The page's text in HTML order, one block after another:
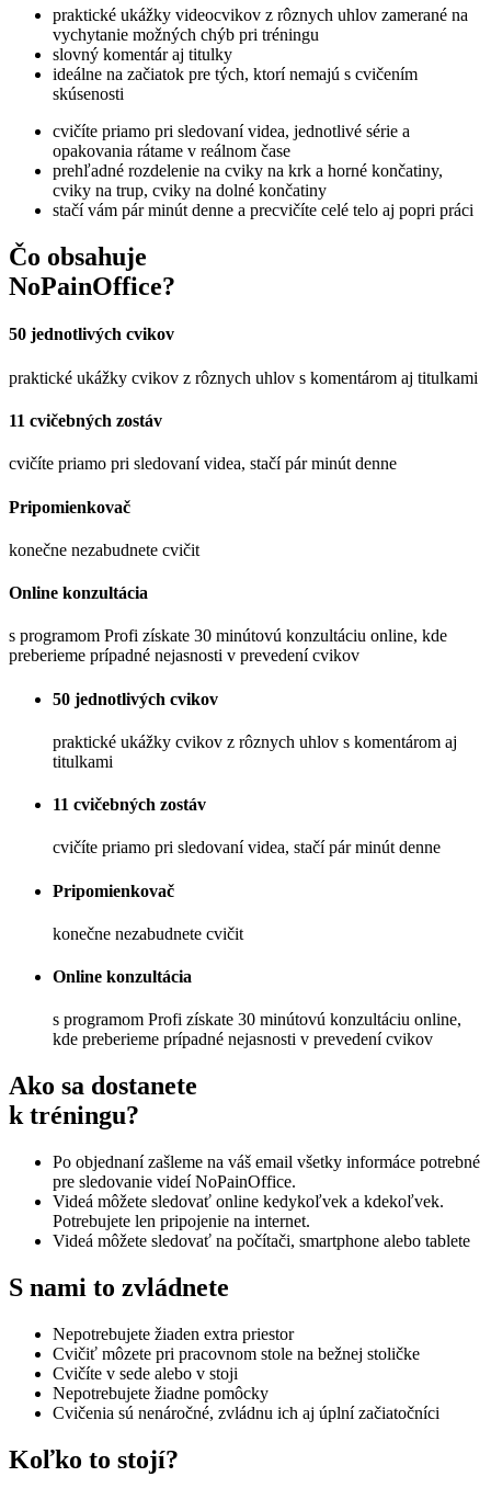
praktické ukážky videocvikov z rôznych uhlov zamerané na
vychytanie možných chýb pri tréningu
slovný komentár aj titulky
ideálne na začiatok pre tých, ktorí nemajú s cvičením
skúsenosti
cvičíte priamo pri sledovaní videa, jednotlivé série a
opakovania rátame v reálnom čase
prehľadné rozdelenie na cviky na krk a horné končatiny,
cviky na trup, cviky na dolné končatiny
stačí vám pár minút denne a precvičíte celé telo aj popri práci
Čo obsahuje
NoPainOffice?
50 jednotlivých cvikov
praktické ukážky cvikov z rôznych uhlov s komentárom aj titulkami
11 cvičebných zostáv
cvičíte priamo pri sledovaní videa, stačí pár minút denne
Pripomienkovač
konečne nezabudnete cvičit
Online konzultácia
s programom Profi získate 30 minútovú konzultáciu online, kde
preberieme prípadné nejasnosti v prevedení cvikov
50 jednotlivých cvikov
praktické ukážky cvikov z rôznych uhlov s komentárom aj
titulkami
11 cvičebných zostáv
cvičíte priamo pri sledovaní videa, stačí pár minút denne
Pripomienkovač
konečne nezabudnete cvičit
Online konzultácia
s programom Profi získate 30 minútovú konzultáciu online,
kde preberieme prípadné nejasnosti v prevedení cvikov
Ako sa dostanete
k tréningu?
Po objednaní zašleme na váš email všetky informáce potrebné
pre sledovanie videí NoPainOffice.
Videá môžete sledovať online kedykoľvek a kdekoľvek.
Potrebujete len pripojenie na internet.
Videá môžete sledovať na počítači, smartphone alebo tablete
S nami to zvládnete
Nepotrebujete žiaden extra priestor
Cvičiť môzete pri pracovnom stole na bežnej stoličke
Cvičíte v sede alebo v stoji
Nepotrebujete žiadne pomôcky
Cvičenia sú nenáročné, zvládnu ich aj úplní začiatočníci
Koľko to stojí?